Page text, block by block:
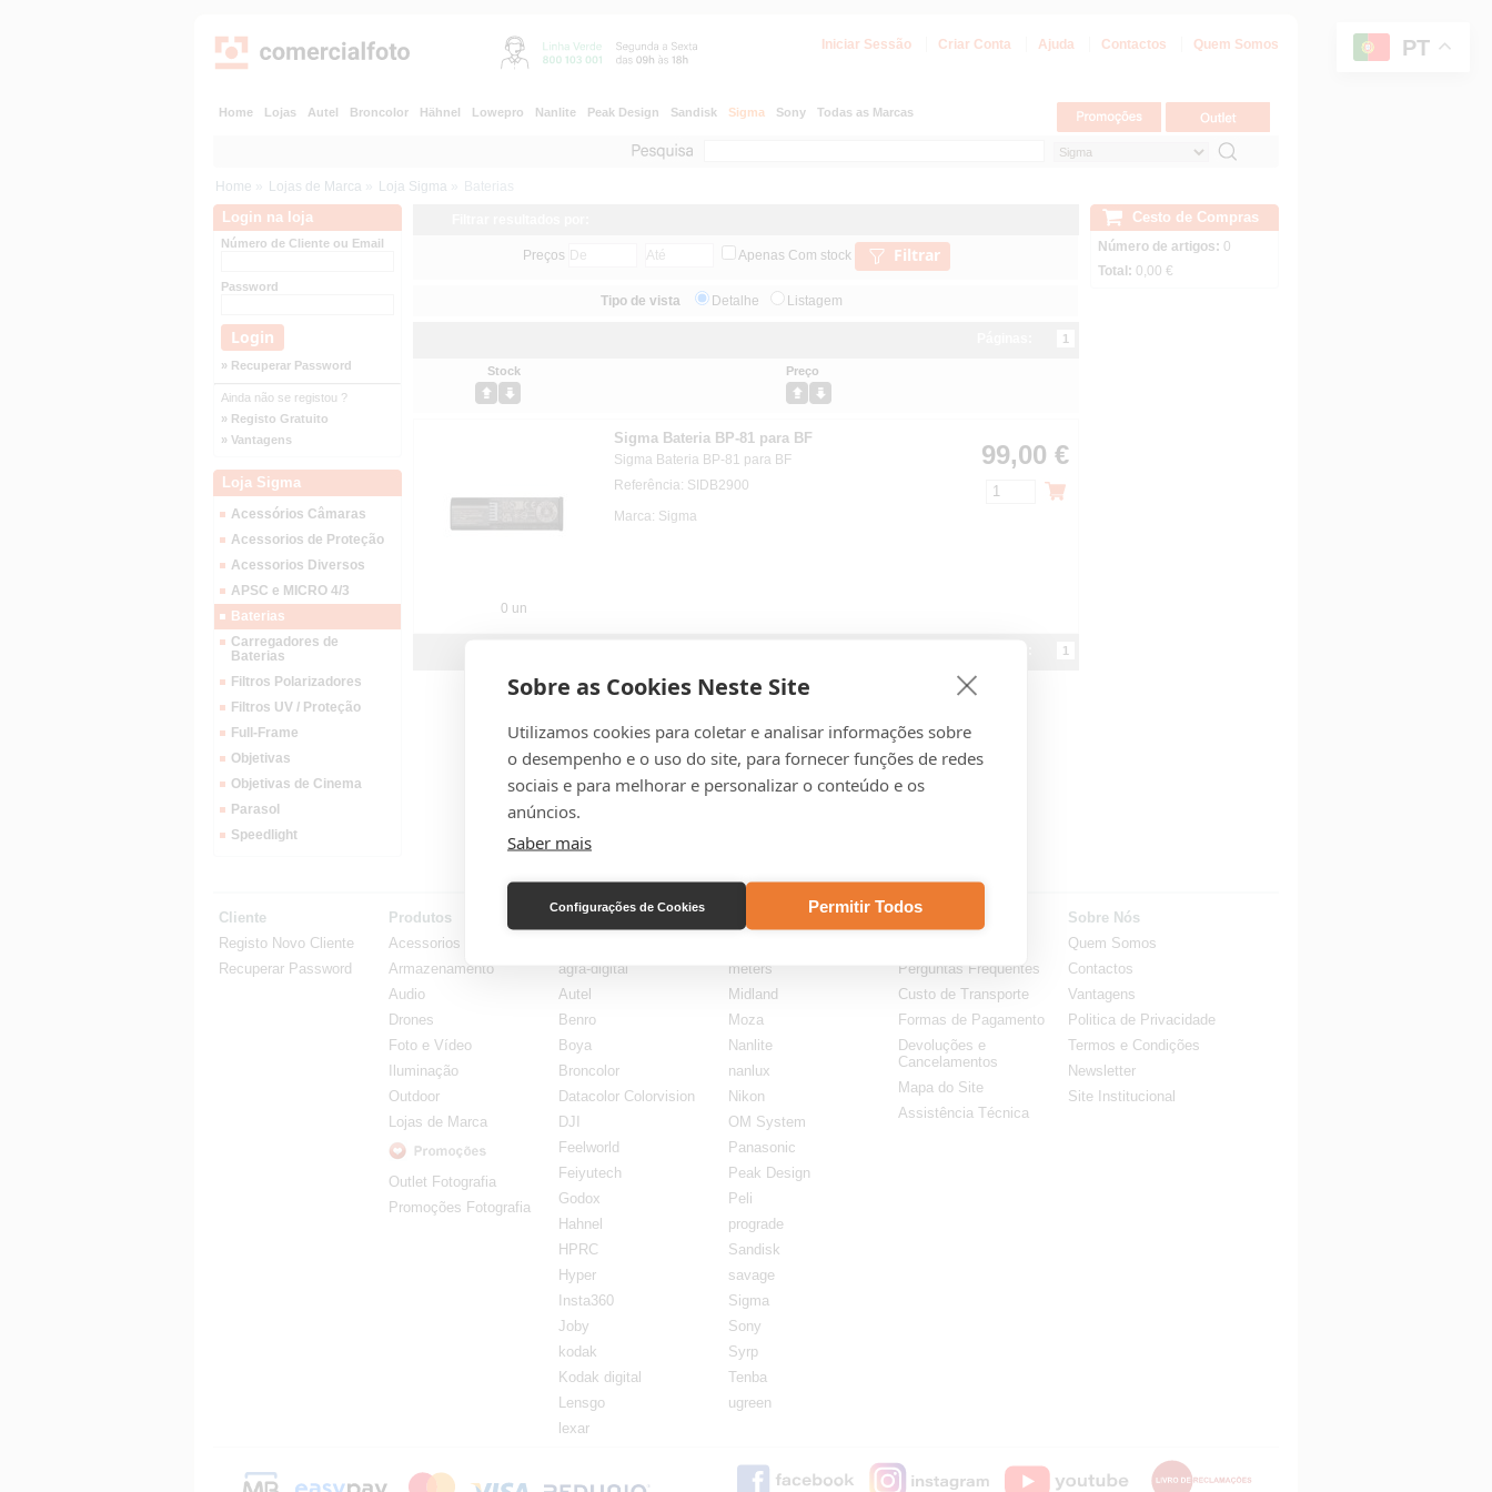
Sobre as Cookies Neste Site
Utilizamos cookies para coletar e analisar informações sobre
o desempenho e o uso do site, para fornecer funções de redes
sociais e para melhorar e personalizar o conteúdo e os
anúncios.
Saber mais
Configurações de Cookies Permitir Todos
PT
Iniciar Sessão Criar Conta Ajuda Contactos Quem Somos
Home Lojas Autel Broncolor Hähnel Lowepro Nanlite Peak Design Sandisk Sigma Sony Todas as Marcas
Home » Lojas de Marca » Loja Sigma » Baterias
Login na loja
Número de Cliente ou Email
Password
» Recuperar Password
Ainda não se registou ?
» Registo Gratuito
» Vantagens
Loja Sigma
Acessórios Câmaras
Acessorios de Proteção
Acessorios Diversos
APSC e MICRO 4/3
Baterias
Carregadores de
Baterias
Filtros Polarizadores
Filtros UV / Proteção
Full-Frame
Objetivas
Objetivas de Cinema
Parasol
Speedlight
Preços Apenas Com stock Filtrar
Tipo de vista Detalhe Listagem
1
Stock Preço
0 un
Sigma Bateria BP-81 para BF
Sigma Bateria BP-81 para BF
Referência: SIDB2900
Marca: Sigma
99,00 €
1
Cesto de Compras
Número de artigos: 0
Total: 0,00 €
Cliente
Registo Novo Cliente
Recuperar Password
Produtos
Acessorios
Armazenamento
Audio
Drones
Foto e Vídeo
Iluminação
Outdoor
Lojas de Marca
Outlet Fotografia
Promoções Fotografia
Lojas por Marca
agfa-digital
Autel
Benro
Boya
Broncolor
Datacolor Colorvision
DJI
Feelworld
Feiyutech
Godox
Hahnel
HPRC
Hyper
Insta360
Joby
kodak
Kodak digital
Lensgo
lexar
Lojas por Marca
meters
Midland
Moza
Nanlite
nanlux
Nikon
OM System
Panasonic
Peak Design
Peli
prograde
Sandisk
savage
Sigma
Sony
Syrp
Tenba
ugreen
Ajuda & Suporte
Perguntas Frequentes
Custo de Transporte
Formas de Pagamento
Devoluções e
Cancelamentos
Mapa do Site
Assistência Técnica
Sobre Nós
Quem Somos
Contactos
Vantagens
Politica de Privacidade
Termos e Condições
Newsletter
Site Institucional